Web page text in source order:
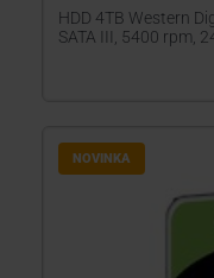
HDD 4TB Western
SATA III, 5400 rpm,
NOVINKA